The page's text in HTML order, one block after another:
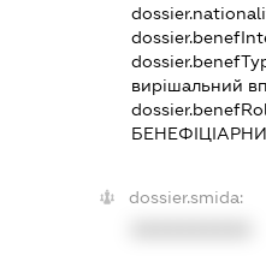
вирішальний
dossier.smida: